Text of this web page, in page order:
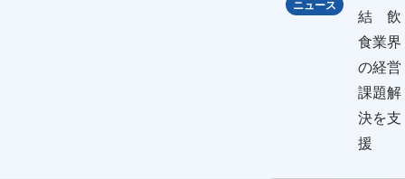
ニュース
結 飲
食業界
の経営
課題解
決を支
援